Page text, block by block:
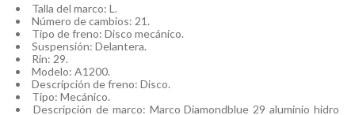
Talla del marco: L.
Número de cambios: 21.
Tipo de freno: Disco mecánico.
Suspensión: Delantera.
Rin: 29.
Modelo: A1200.
Descripción de freno: Disco.
Tipo: Mecánico.
Descripción de marco: Marco Diamondblue 29 aluminio hidro